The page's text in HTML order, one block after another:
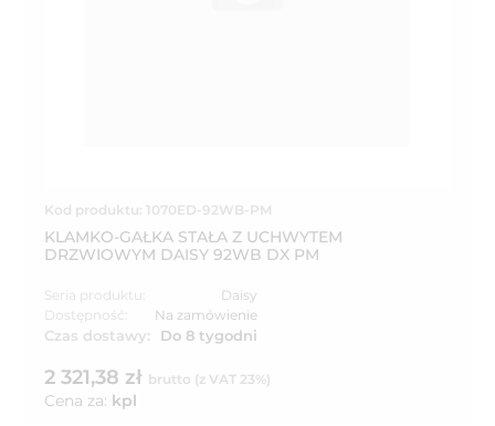
Kod produktu: 1070ED-92WB-PM
KLAMKO-GAŁKA STAŁA Z UCHWYTEM
DRZWIOWYM DAISY 92WB DX PM
Seria produktu:
Daisy
Dostępność:
Na zamówienie
Czas dostawy: Do 8 tygodni
2 321,38 zł brutto (z VAT 23%)
Cena za: kpl